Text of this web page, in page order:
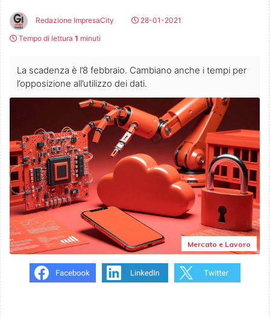
Redazione ImpresaCity
28-01-2021
Tempo di lettura 1 minuti
La scadenza è l’8 febbraio. Cambiano anche i tempi per
l’opposizione all’utilizzo dei dati.
Mercato e Lavoro